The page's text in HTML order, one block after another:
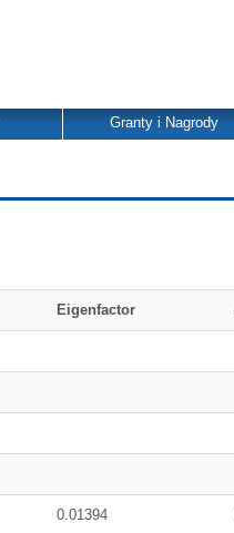
Granty i Nagrody
Eigenfactor
0.01394